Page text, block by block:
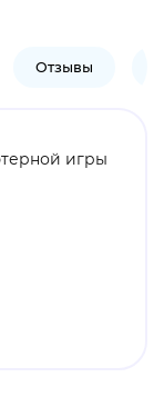
Отзывы
игры